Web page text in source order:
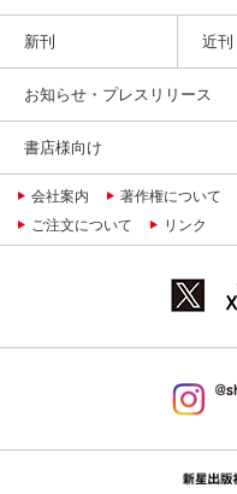
新刊 近刊
お知らせ・プレスリリース
書店様向け
会社案内 著作権について
ご注文について
リンク